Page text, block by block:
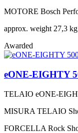
MOTORE Bosch
approx. weight 27,3 kg
Awarded
eONE-EIGHTY
TELAIO eONE-
MISURA TELAIO
FORCELLA Rock